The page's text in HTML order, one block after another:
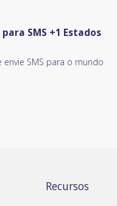
SMS +1 Estados
envie SMS para o mundo
Recursos